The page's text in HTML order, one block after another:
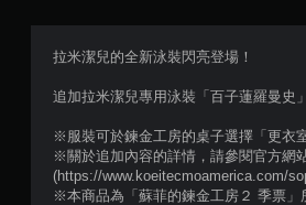
拉米潔兒的全新泳裝閃亮登場！
追加拉米潔兒專用泳裝「百子蓮羅曼史
※服裝可於鍊金工房的桌子選擇「更衣
※關於追加內容的詳情，請參閱官方網
(https://www.koeitecmoamerica.com/
※本商品為「蘇菲的鍊金工房２ 季票」